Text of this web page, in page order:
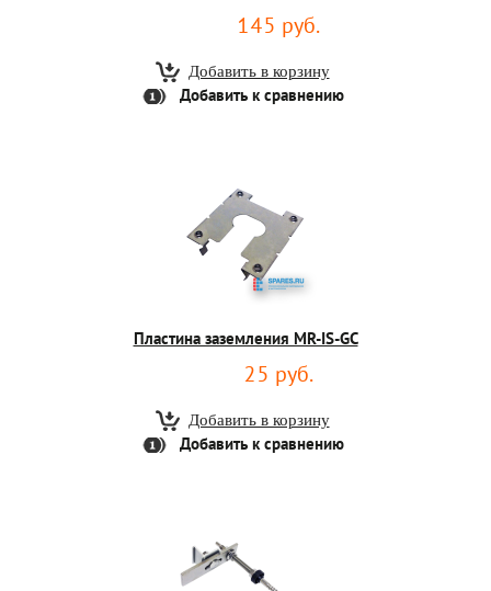
145 руб.
Добавить к сравнению
Пластина заземления MR-IS-GC
25 руб.
Добавить к сравнению